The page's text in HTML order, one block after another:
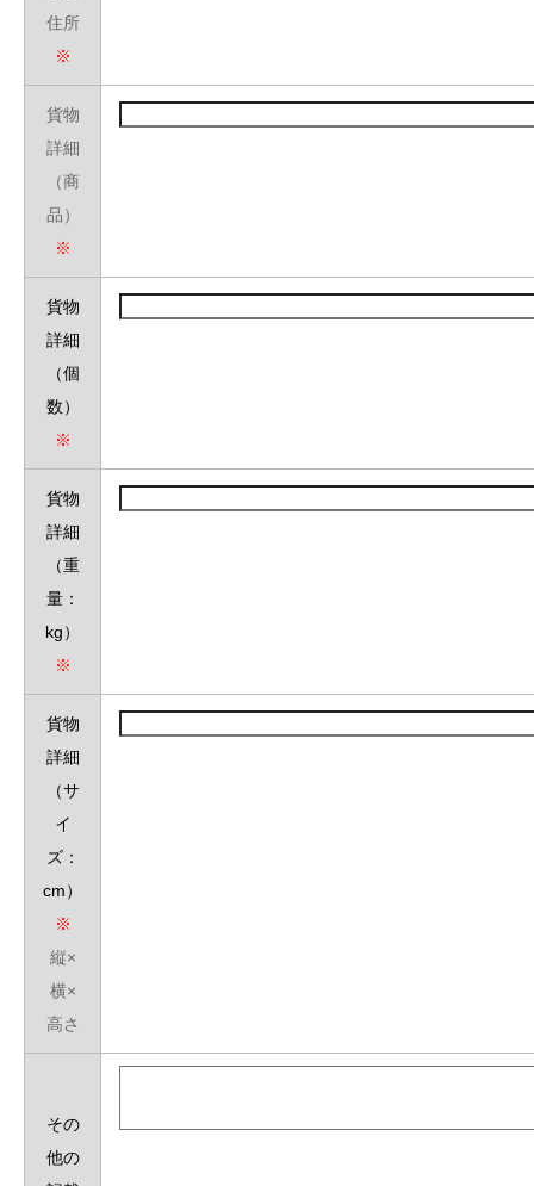
住所
※
貨物
詳細
（商
品）
※
貨物
詳細
（個
数）
※
貨物
詳細
（重
量：
kg）
※
貨物
詳細
（サ
イ
ズ：
cm）
※
縦×
横×
高さ
その
他の